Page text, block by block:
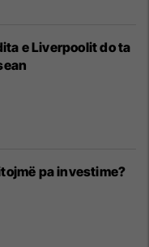
e Liverpoolit do ta
pa investime?